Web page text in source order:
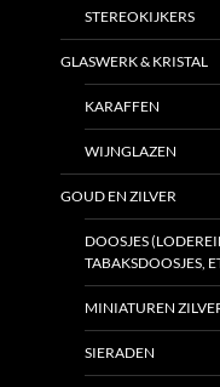
STEREOKIJKERS
GLASWERK & KRISTAL
KARAFFEN
WIJNGLAZEN
GOUD EN ZILVER
DOOSJES
TABAKSDOOSJES,
MINIATUREN
SIERADEN